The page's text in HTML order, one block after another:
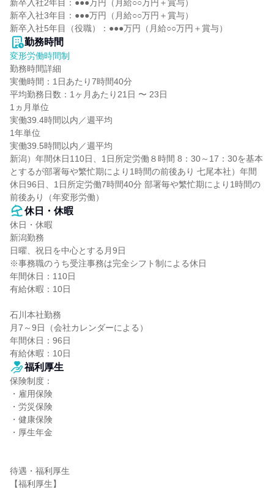
新卒入社2年目：●●●万円（月給○○万円＋賞与）
新卒入社3年目：●●●万円（月給○○万円＋賞与）
新卒入社5年目（役職）：●●●万円（月給○○万円＋賞与）
勤務時間
変形労働時間制
勤務時間詳細
実働時間：1日あたり7時間40分
平均勤務日数：1ヶ月あたり21日 〜 23日
1ヵ月単位
実働39.4時間以内／週平均
1年単位
実働39.5時間以内／週平均
新潟）年間休日110日、1日所定労働８時間 8：30～17：30を基本
とするが部署毎や繁忙期により1時間の前後あり 七尾本社）年間
休日96日、1日所定労働7時間40分 部署毎や繁忙期により1時間の
前後あり（年変形労働）
休日・休暇
休日・休暇
新潟勤務
日曜、祝日を中心とする月9日
※事務職のうち受注事務は完全シフト制による休日
年間休日：110日
有給休暇：10日
石川本社勤務
月7～9日（会社カレンダーによる）
年間休日：96日
有給休暇：10日
福利厚生
保険制度：
・雇用保険
・労災保険
・健康保険
・厚生年金
待遇・福利厚生
【福利厚生】